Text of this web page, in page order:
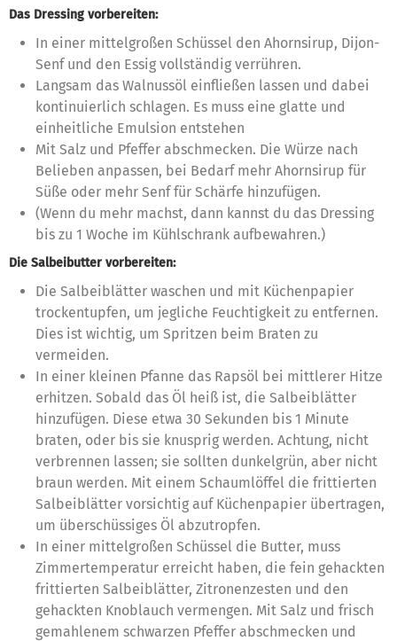
Das Dressing vorbereiten:
In einer mittelgroßen Schüssel den Ahornsirup, Dijon-
Senf und den Essig vollständig verrühren.
Langsam das Walnussöl einfließen lassen und dabei
kontinuierlich schlagen. Es muss eine glatte und
einheitliche Emulsion entstehen
Mit Salz und Pfeffer abschmecken. Die Würze nach
Belieben anpassen, bei Bedarf mehr Ahornsirup für
Süße oder mehr Senf für Schärfe hinzufügen.
(Wenn du mehr machst, dann kannst du das Dressing
bis zu 1 Woche im Kühlschrank aufbewahren.)
Die Salbeibutter vorbereiten:
Die Salbeiblätter waschen und mit Küchenpapier
trockentupfen, um jegliche Feuchtigkeit zu entfernen.
Dies ist wichtig, um Spritzen beim Braten zu
vermeiden.
In einer kleinen Pfanne das Rapsöl bei mittlerer Hitze
erhitzen. Sobald das Öl heiß ist, die Salbeiblätter
hinzufügen. Diese etwa 30 Sekunden bis 1 Minute
braten, oder bis sie knusprig werden. Achtung, nicht
verbrennen lassen; sie sollten dunkelgrün, aber nicht
braun werden. Mit einem Schaumlöffel die frittierten
Salbeiblätter vorsichtig auf Küchenpapier übertragen,
um überschüssiges Öl abzutropfen.
In einer mittelgroßen Schüssel die Butter, muss
Zimmertemperatur erreicht haben, die fein gehackten
frittierten Salbeiblätter, Zitronenzesten und den
gehackten Knoblauch vermengen. Mit Salz und frisch
gemahlenem schwarzen Pfeffer abschmecken und